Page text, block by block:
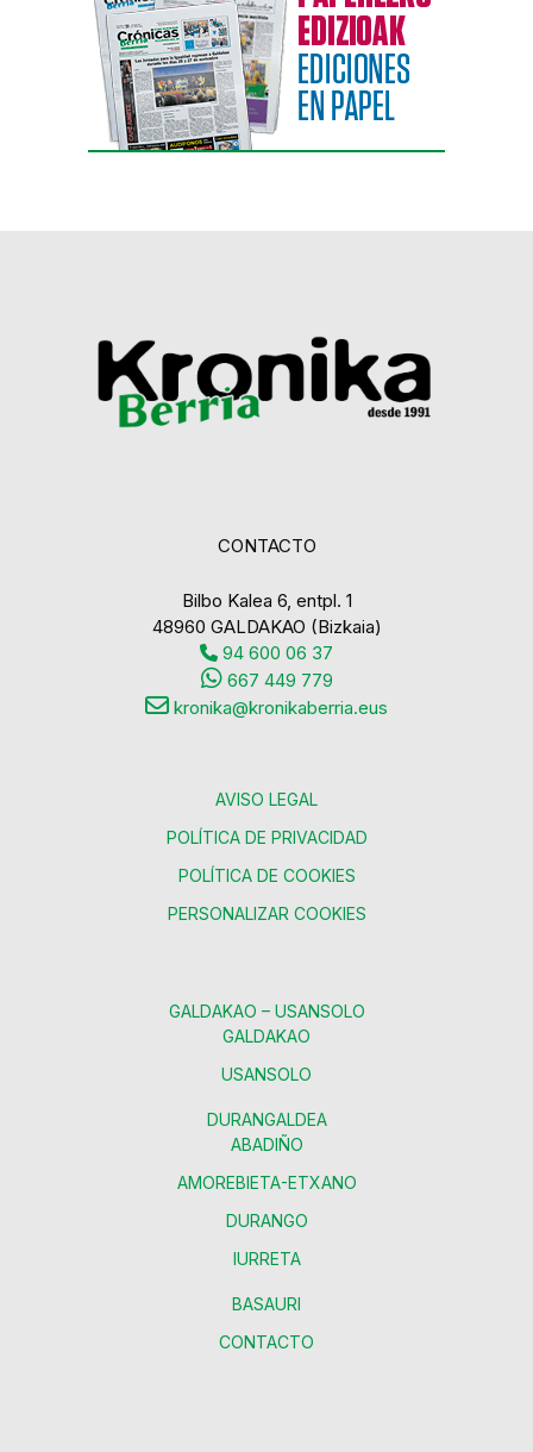
CONTACTO
Bilbo Kalea 6, entpl. 1
48960 GALDAKAO (Bizkaia)
94 600 06 37
667 449 779
kronika@kronikaberria.eus
AVISO LEGAL
POLÍTICA DE PRIVACIDAD
POLÍTICA DE COOKIES
PERSONALIZAR COOKIES
GALDAKAO – USANSOLO
GALDAKAO
USANSOLO
DURANGALDEA
ABADIÑO
AMOREBIETA-ETXANO
DURANGO
IURRETA
BASAURI
CONTACTO